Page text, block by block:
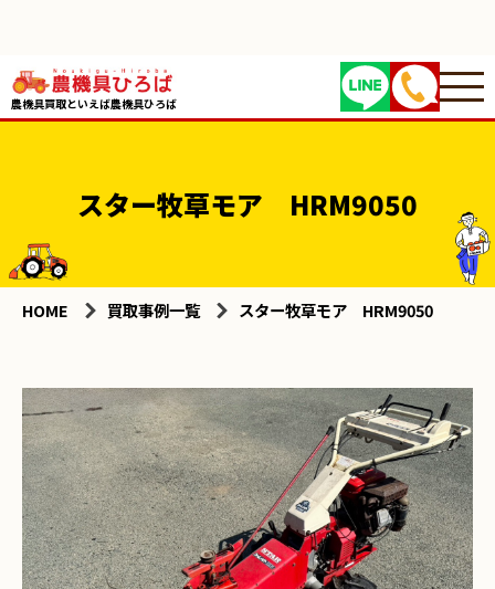
農機具買取といえば農機具ひろば
スター牧草モア HRM9050
HOME 買取事例一覧 スター牧草モア HRM9050